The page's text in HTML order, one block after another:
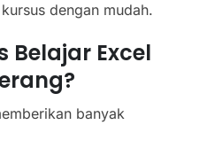
dengan mudah.
Belajar Excel
banyak